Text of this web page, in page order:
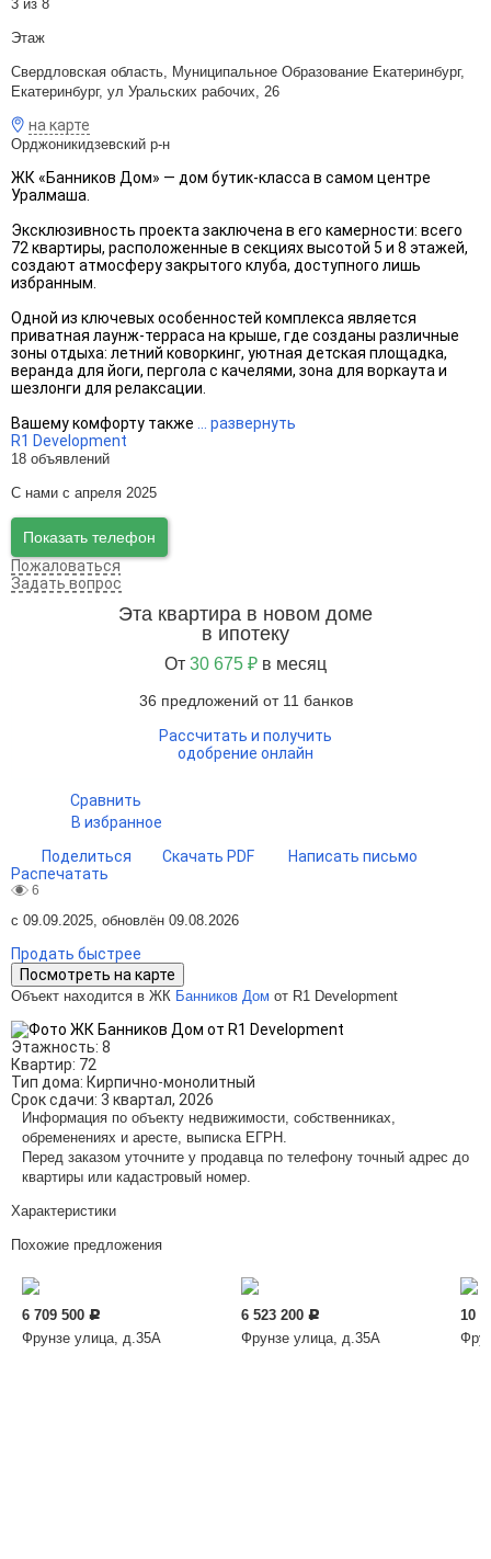
3 из 8
Этаж
Свердловская область, Муниципальное Образование Екатеринбург,
Екатеринбург, ул Уральских рабочих, 26
на карте
Орджоникидзевский р-н
ЖК «Банников Дом» — дом бутик-класса в самом центре
Уралмаша.
Эксклюзивность проекта заключена в его камерности: всего
72 квартиры, расположенные в секциях высотой 5 и 8 этажей,
создают атмосферу закрытого клуба, доступного лишь
избранным.
Одной из ключевых особенностей комплекса является
приватная лаунж-терраса на крыше, где созданы различные
зоны отдыха: летний коворкинг, уютная детская площадка,
веранда для йоги, пергола с качелями, зона для воркаута и
шезлонги для релаксации.
Вашему комфорту также ... развернуть
R1 Development
18 объявлений
С нами с апреля 2025
Показать телефон
Пожаловаться
Задать вопрос
Эта квартира в новом доме
в ипотеку
От 30 675 ₽ в месяц
36 предложений от 11 банков
Рассчитать и получить
одобрение онлайн
Сравнить
В избранное
Поделиться
Скачать PDF
Написать письмо
Распечатать
6
с 09.09.2025, обновлён 09.08.2026
Продать быстрее
Посмотреть на карте
Объект находится в ЖК Банников Дом от R1 Development
Этажность: 8
Квартир: 72
Тип дома: Кирпично-монолитный
Срок сдачи: 3 квартал, 2026
Информация по объекту недвижимости, собственниках,
обременениях и аресте, выписка ЕГРН.
Перед заказом уточните у продавца по телефону точный адрес до
квартиры или кадастровый номер.
Характеристики
Похожие предложения
6 709 500 Р
Фрунзе улица, д.35А
6 523 200 Р
Фрунзе улица, д.35А
10